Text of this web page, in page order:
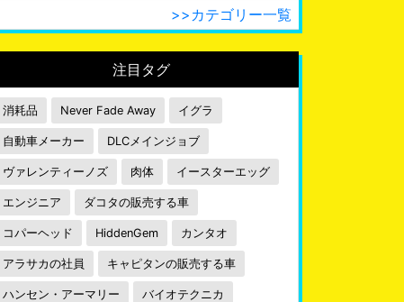
>>カテゴリー一覧
注目タグ
消耗品 Never Fade Away イグラ
自動車メーカー DLCメインジョブ
ヴァレンティーノズ 肉体 イースターエッグ
エンジニア ダコタの販売する車
コパーヘッド HiddenGem カンタオ
アラサカの社員 キャピタンの販売する車
ハンセン・アーマリー バイオテクニカ